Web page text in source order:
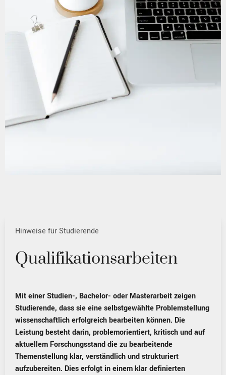
Hinweise für Studierende
Qualifikationsarbeiten
Mit einer Studien-, Bachelor- oder Masterarbeit zeigen
Studierende, dass sie eine selbstgewählte Problemstellung
wissenschaftlich erfolgreich bearbeiten können. Die
Leistung besteht darin, problemorientiert, kritisch und auf
aktuellem Forschungsstand die zu bearbeitende
Themenstellung klar, verständlich und strukturiert
aufzubereiten. Dies erfolgt in einem klar definierten